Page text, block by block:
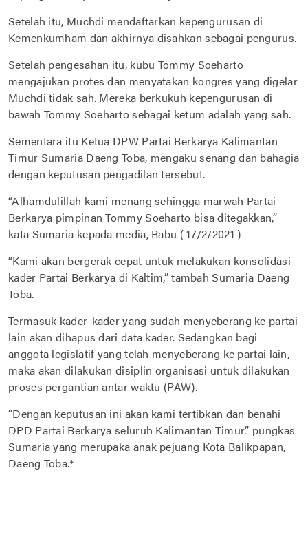
Setelah itu, Muchdi mendaftarkan kepengurusan di
Kemenkumham dan akhirnya disahkan sebagai pengurus.
Setelah pengesahan itu, kubu Tommy Soeharto
mengajukan protes dan menyatakan kongres yang digelar
Muchdi tidak sah. Mereka berkukuh kepengurusan di
bawah Tommy Soeharto sebagai ketum adalah yang sah.
Sementara itu Ketua DPW Partai Berkarya Kalimantan
Timur Sumaria Daeng Toba, mengaku senang dan bahagia
dengan keputusan pengadilan tersebut.
“Alhamdulillah kami menang sehingga marwah Partai
Berkarya pimpinan Tommy Soeharto bisa ditegakkan,”
kata Sumaria kepada media, Rabu ( 17/2/2021 )
“Kami akan bergerak cepat untuk melakukan konsolidasi
kader Partai Berkarya di Kaltim,” tambah Sumaria Daeng
Toba.
Termasuk kader-kader yang sudah menyeberang ke partai
lain akan dihapus dari data kader. Sedangkan bagi
anggota legislatif yang telah menyeberang ke partai lain,
maka akan dilakukan disiplin organisasi untuk dilakukan
proses pergantian antar waktu (PAW).
“Dengan keputusan ini akan kami tertibkan dan benahi
DPD Partai Berkarya seluruh Kalimantan Timur.” pungkas
Sumaria yang merupaka anak pejuang Kota Balikpapan,
Daeng Toba.*